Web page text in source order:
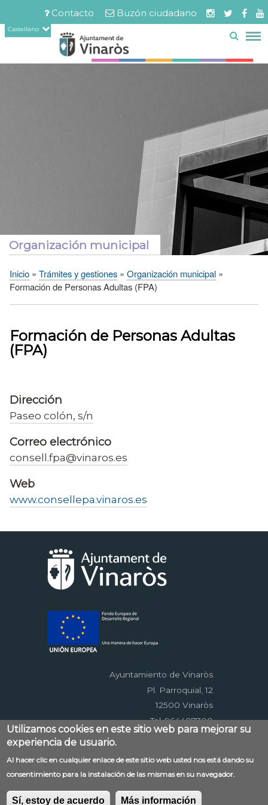
Pasar
al
Documentos
relacionados
Menú
barra
superior
Contacto Buzón ciudadano
Castellano
Organización municipal
Sobrescribir
ayuda
a
la
Inicio Trámites y gestiones
Organización municipal
Formación de Personas Adultas (FPA)
Formación de Personas Adultas
(FPA)
Dirección
Paseo colón, s/n
Correo electrónico
consell.fpa@vinaros.es
Web
www.consellepa.vinaros.es
Ayuntamiento de Vinaròs
Pl. Parroquial, 12
12500 Vinaròs
Tel. 964407700
Menú
al
pie
Contacto Aviso legal
Mapa web
Accessibilitat
Política de privacidad
RSS
EDUSI
Utilizamos cookies en este sitio web para mejorar su
experiencia de usuario.
Al hacer clic en cualquier enlace de este sitio web usted nos está dando su
consentimiento para la instalación de las mismas en su navegador.
Sí, estoy de acuerdo Más información